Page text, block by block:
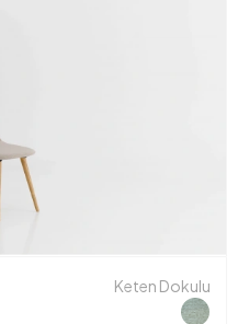
Keten Dokulu